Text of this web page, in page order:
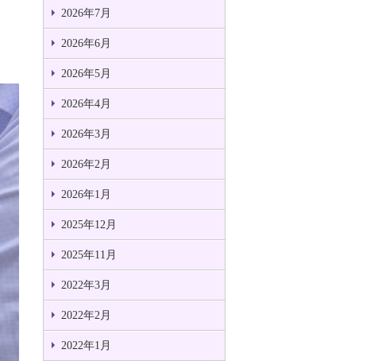
2026年7月
2026年6月
2026年5月
2026年4月
2026年3月
2026年2月
2026年1月
2025年12月
2025年11月
2022年3月
2022年2月
2022年1月